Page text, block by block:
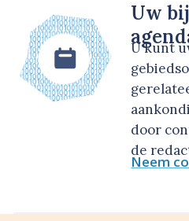
Uw
U kunt
door
de
Neem